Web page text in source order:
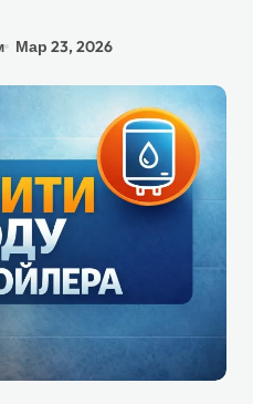
Мар 23, 2026